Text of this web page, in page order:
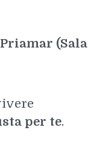
(Sala
per te.